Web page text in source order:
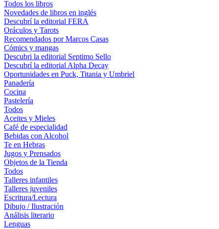
Todos los libros
Novedades de libros en inglés
Descubrí la editorial FERA
Oráculos y Tarots
Recomendados por Marcos Casas
Cómics y mangas
Descubri la editorial Septimo Sello
Descubrí la editorial Alpha Decay
Oportunidades en Puck, Titania y Umbriel
Panadería
Cocina
Pastelería
Todos
Aceites y Mieles
Café de especialidad
Bebidas con Alcohol
Te en Hebras
Jugos y Prensados
Objetos de la Tienda
Todos
Talleres infantiles
Talleres juveniles
Escritura/Lectura
Dibujo / Ilustración
Análisis literario
Lenguas